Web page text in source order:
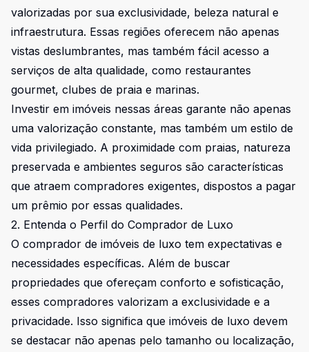
valorizadas por sua exclusividade, beleza natural e
infraestrutura. Essas regiões oferecem não apenas
vistas deslumbrantes, mas também fácil acesso a
serviços de alta qualidade, como restaurantes
gourmet, clubes de praia e marinas.
Investir em imóveis nessas áreas garante não apenas
uma valorização constante, mas também um estilo de
vida privilegiado. A proximidade com praias, natureza
preservada e ambientes seguros são características
que atraem compradores exigentes, dispostos a pagar
um prêmio por essas qualidades.
2. Entenda o Perfil do Comprador de Luxo
O comprador de imóveis de luxo tem expectativas e
necessidades específicas. Além de buscar
propriedades que ofereçam conforto e sofisticação,
esses compradores valorizam a exclusividade e a
privacidade. Isso significa que imóveis de luxo devem
se destacar não apenas pelo tamanho ou localização,